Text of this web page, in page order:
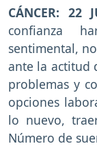
CÁNCER: 22
confianza
sentimental,
ante la actitud
problemas y
opciones
lo nuevo,
Número de